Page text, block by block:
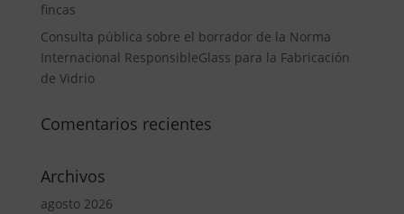
fincas
Consulta pública sobre el borrador de la Norma
Internacional ResponsibleGlass para la Fabricación
de Vidrio
Comentarios recientes
Archivos
agosto 2026